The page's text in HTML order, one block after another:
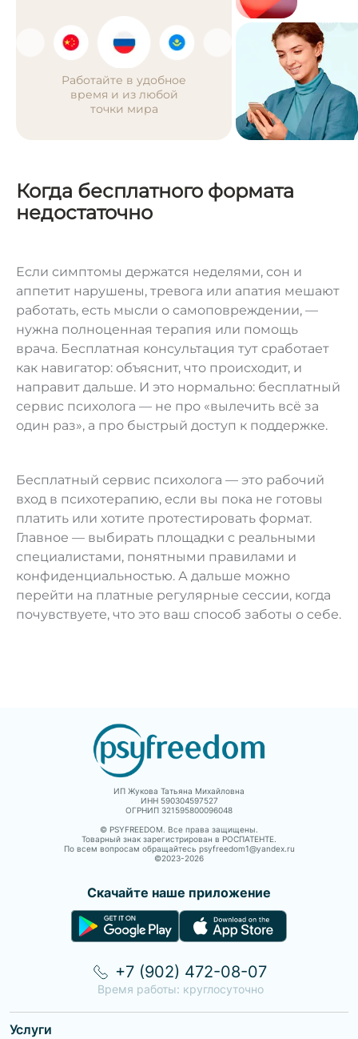
Работайте в удобное
время и из любой
точки мира
Когда бесплатного формата
недостаточно
Если симптомы держатся неделями, сон и
аппетит нарушены, тревога или апатия мешают
работать, есть мысли о самоповреждении, —
нужна полноценная терапия или помощь
врача. Бесплатная консультация тут сработает
как навигатор: объяснит, что происходит, и
направит дальше. И это нормально: бесплатный
сервис психолога — не про «вылечить всё за
один раз», а про быстрый доступ к поддержке.
Бесплатный сервис психолога — это рабочий
вход в психотерапию, если вы пока не готовы
платить или хотите протестировать формат.
Главное — выбирать площадки с реальными
специалистами, понятными правилами и
конфиденциальностью. А дальше можно
перейти на платные регулярные сессии, когда
почувствуете, что это ваш способ заботы о себе.
ИП Жукова Татьяна Михайловна
ИНН 590304597527
ОГРНИП 321595800096048
© PSYFREEDOM. Все права защищены.
Товарный знак зарегистрирован в РОСПАТЕНТЕ.
По всем вопросам обращайтесь psyfreedom1@yandex.ru
©2023-2026
Скачайте наше приложение
Услуги
+7 (902) 472-08-07
Время работы: круглосуточно